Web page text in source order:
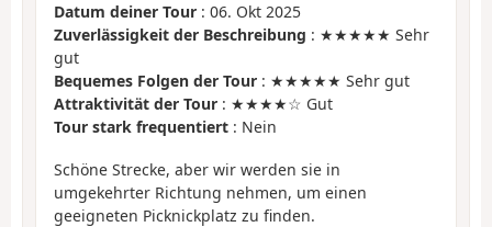
Datum deiner Tour : 06. Okt 2025
Zuverlässigkeit der Beschreibung : ★★★★★ Sehr
gut
Bequemes Folgen der Tour : ★★★★★ Sehr gut
Attraktivität der Tour : ★★★★☆ Gut
Tour stark frequentiert : Nein
Schöne Strecke, aber wir werden sie in
umgekehrter Richtung nehmen, um einen
geeigneten Picknickplatz zu finden.